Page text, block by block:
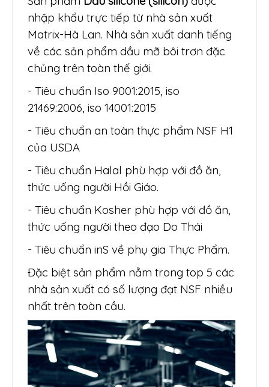
nhập khẩu trực tiếp từ nhà sản xuất
Matrix-Hà Lan. Nhà sản xuất danh tiếng
về các sản phẩm dầu mỡ bôi trơn đặc
chủng trên toàn thế giới.
- Tiêu chuẩn Iso 9001:2015, iso
21469:2006, iso 14001:2015
- Tiêu chuẩn an toàn thực phẩm NSF H1
của USDA
- Tiêu chuẩn Halal phù hợp với đồ ăn,
thức uống người Hồi Giáo.
- Tiêu chuẩn Kosher phù hợp với đồ ăn,
thức uống người theo đạo Do Thái
- Tiêu chuẩn inS về phụ gia Thực Phẩm.
Đặc biệt sản phẩm nằm trong top 5 các
nhà sản xuất có số lượng đạt NSF nhiều
nhất trên toàn cầu.